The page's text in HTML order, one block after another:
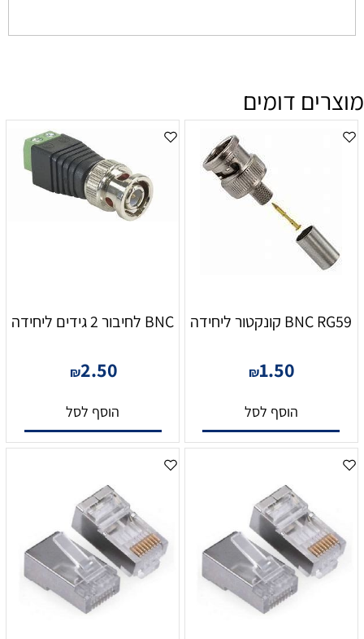
מוצרים דומים
BNC RG59 קונקטור ליחידה
₪1.50
הוסף לסל
BNC לחיבור 2 גידים ליחידה
₪2.50
הוסף לסל